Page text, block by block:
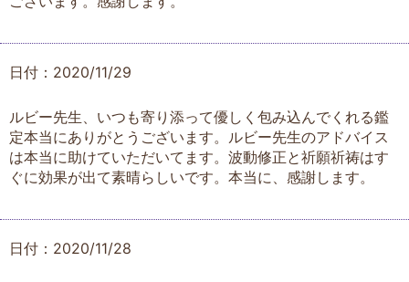
日付：2020/11/29
ルビー先生、いつも寄り添って優しく包み込んでくれる鑑
定本当にありがとうございます。ルビー先生のアドバイス
は本当に助けていただいてます。波動修正と祈願祈祷はす
ぐに効果が出て素晴らしいです。本当に、感謝します。
日付：2020/11/28